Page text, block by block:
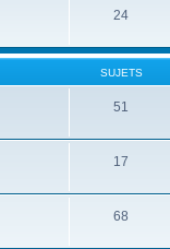
24
SUJETS
51
17
68